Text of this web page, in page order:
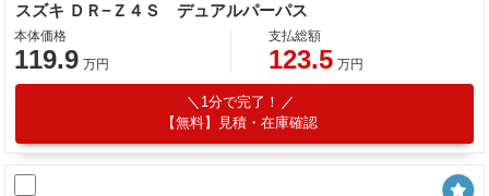
スズキ ＤＲ−Ｚ４Ｓ デュアルパーパス
本体価格
119.9 万円
支払総額
123.5 万円
1分で完了！
【無料】見積・在庫確認